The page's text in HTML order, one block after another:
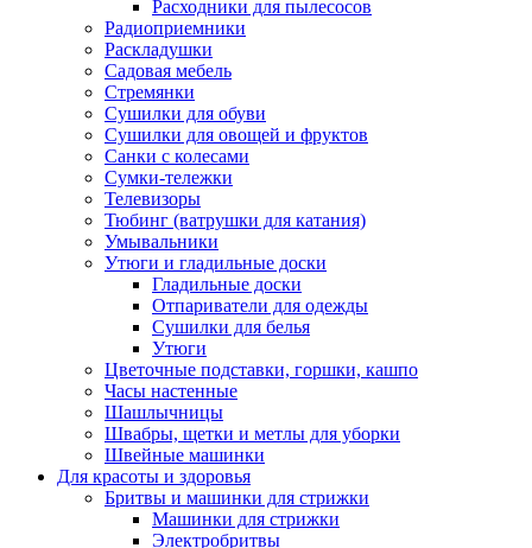
Расходники для пылесосов
Радиоприемники
Раскладушки
Садовая мебель
Стремянки
Сушилки для обуви
Сушилки для овощей и фруктов
Санки с колесами
Сумки-тележки
Телевизоры
Тюбинг (ватрушки для катания)
Умывальники
Утюги и гладильные доски
Гладильные доски
Отпариватели для одежды
Сушилки для белья
Утюги
Цветочные подставки, горшки, кашпо
Часы настенные
Шашлычницы
Швабры, щетки и метлы для уборки
Швейные машинки
Для красоты и здоровья
Бритвы и машинки для стрижки
Машинки для стрижки
Электробритвы